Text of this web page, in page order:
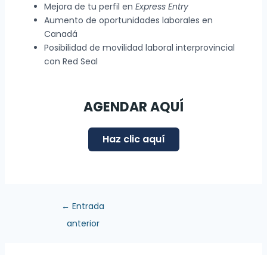
Mejora de tu perfil en Express Entry
Aumento de oportunidades laborales en
Canadá
Posibilidad de movilidad laboral interprovincial
con Red Seal
AGENDAR AQUÍ
Haz clic aquí
← Entrada
anterior